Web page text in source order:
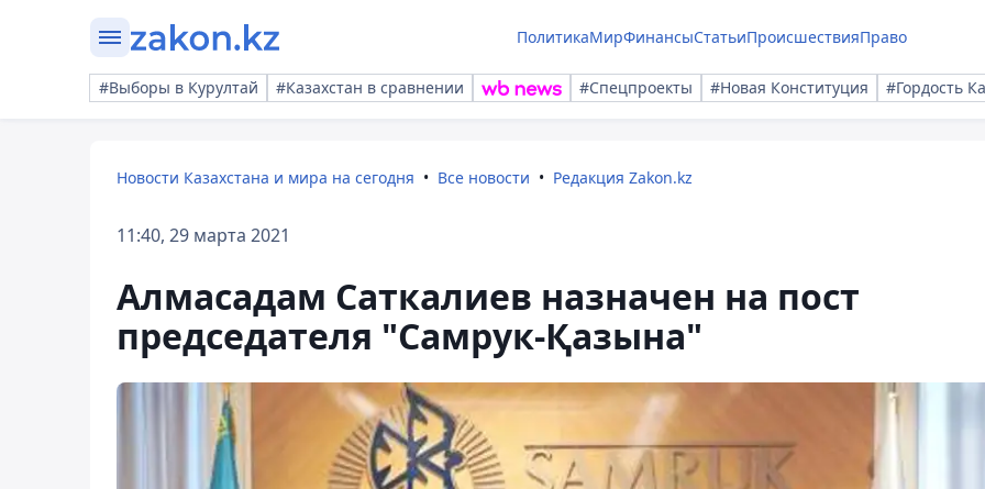
ПолитикаМирФинансыСтатьиПроисшествияПраво
#Выборы в Курултай #Казахстан в сравнении #Спецпроекты #Новая Конституция #Гордость
Новости Казахстана и мира на сегодня Все новости Редакция Zakon.kz
11:40, 29 марта 2021
Алмасадам Саткалиев назначен на пост
председателя "Самрук-Қазына"